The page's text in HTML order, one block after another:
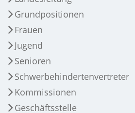
Grundpositionen
Frauen
Jugend
Senioren
Schwerbehindertenvertreter
Kommissionen
Geschäftsstelle